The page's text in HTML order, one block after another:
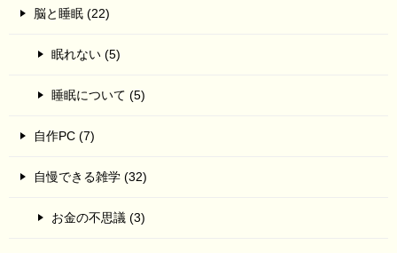
脳と睡眠 (22)
眠れない (5)
睡眠について (5)
自作PC (7)
自慢できる雑学 (32)
お金の不思議 (3)